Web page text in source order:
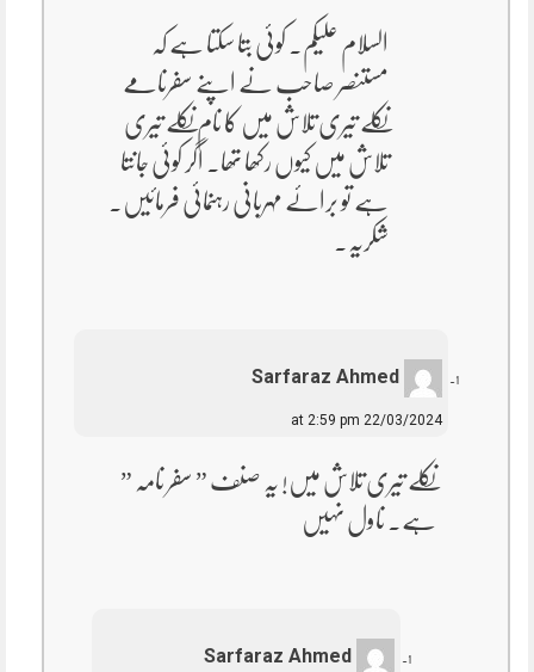
السلام علیکم۔ کوئی بتا سکتا ہے کہ
مستنصر صاحب نے اپنے سفرنامے
نکلے تیری تلاش میں کا نام نکلے تیری
تلاش میں کیوں رکھا تھا۔ اگر کوئی جانتا
ہے تو برائے مہربانی رہنمائی فرمائیں۔
شکریہ۔
Sarfaraz Ahmed
22/03/2024 at 2:59 pm
نکلے تیری تلاش میں! یہ صنف ” سفر نامہ ”
ہے۔ ناول نہیں
Sarfaraz Ahmed